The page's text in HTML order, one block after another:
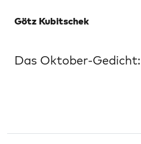
Götz Kubitschek
Das Oktober-